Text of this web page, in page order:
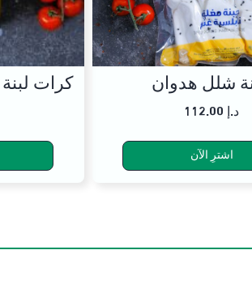
شلل هدوان
112.00 د.إ
اشترِ الآن
كرات لبنة